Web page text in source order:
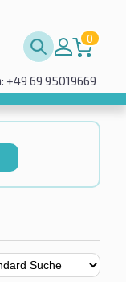
0
+49 69 95019669